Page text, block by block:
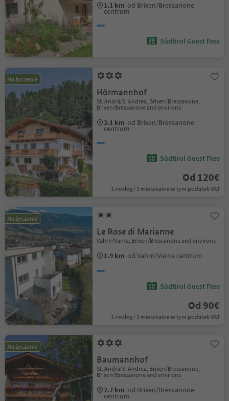
1.1 km od Brixen/Bressanone
centrum
Südtirol Guest Pass
Na życzenie
Hörmannhof
St. Andrä/S. Andrea, Brixen/Bressanone,
Brixen/Bressanone and environs
2.1 km od Brixen/Bressanone
centrum
Südtirol Guest Pass
Od 120€
1 nocleg / 1 mieszkanie w tym podatek VAT
Na życzenie
Le Rose di Marianne
Vahrn/Varna, Brixen/Bressanone and environs
1.9 km od Vahrn/Varna centrum
Südtirol Guest Pass
Od 90€
1 nocleg / 1 mieszkanie w tym podatek VAT
Na życzenie
Baumannhof
St. Andrä/S. Andrea, Brixen/Bressanone,
Brixen/Bressanone and environs
2.2 km od Brixen/Bressanone
centrum